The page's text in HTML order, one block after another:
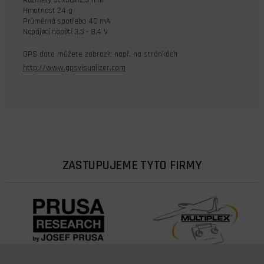
Hmotnost 24 g
Průměrná spotřeba 40 mA
Napájecí napětí 3,5 - 8,4 V
GPS data můžete zobrazit např. na stránkách
http://www.gpsvisualizer.com
ZASTUPUJEME TYTO FIRMY